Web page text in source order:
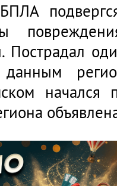
Пострадал